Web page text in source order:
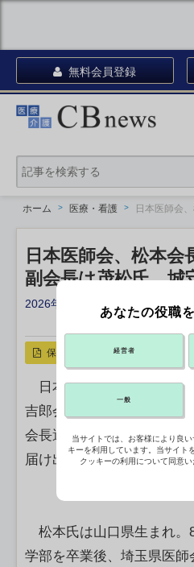
無料会員登録
ホーム 医療・看護 日本医師会
日本医師会、松本会
副会長は茂松氏、城
2026年06月29日 15:30
リンクをコピー
保存
日本医師会は27日、定例
吉郎会長の3選を正式に決
会長選の立候補は6日に締
届け出はなかった。任期は
松本氏は山口県生まれ。
学部を卒業後、埼玉県医
あなたの役職
経営者
一般
当サイトでは、お客様により良
キーを利用しています。当サイト
クッキーの利用について同意